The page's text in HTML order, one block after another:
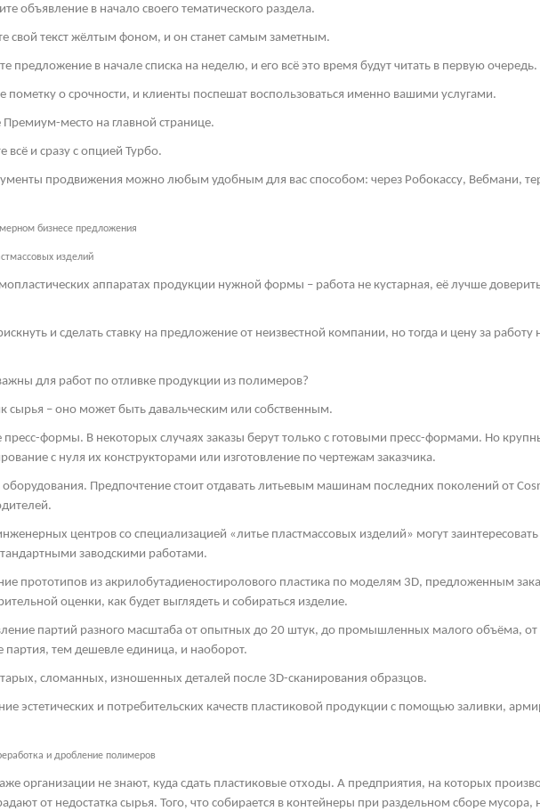
объявление в начало своего тематического раздела.
свой текст жёлтым фоном, и он станет самым заметным.
предложение в начале списка на неделю, и его всё это время будут читать в первую очередь.
пометку о срочности, и клиенты поспешат воспользоваться именно вашими услугами.
Премиум-место на главной странице.
всё и сразу с опцией Турбо.
продвижения можно любым удобным для вас способом: через Робокассу, Вебмани,
бизнесе предложения
изделий
аппаратах продукции нужной формы – работа не кустарная, её лучше
и сделать ставку на предложение от неизвестной компании, но тогда и цену за
для работ по отливке продукции из полимеров?
сырья – оно может быть давальческим или собственным.
пресс-формы. В некоторых случаях заказы берут только с готовыми пресс-формами. Но
с нуля их конструкторами или изготовление по чертежам заказчика.
оборудования. Предпочтение стоит отдавать литьевым машинам последних поколений от
центров со специализацией «литье пластмассовых изделий» могут
заводскими работами.
прототипов из акрилобутадиеностиролового пластика по моделям 3D, предложенным
оценки, как будет выглядеть и собираться изделие.
партий разного масштаба от опытных до 20 штук, до промышленных малого объёма,
партия, тем дешевле единица, и наоборот.
сломанных, изношенных деталей после 3D-сканирования образцов.
эстетических и потребительских качеств пластиковой продукции с помощью заливки,
и дробление полимеров
организации не знают, куда сдать пластиковые отходы. А предприятия, на которых
от недостатка сырья. Того, что собирается в контейнеры при раздельном сборе